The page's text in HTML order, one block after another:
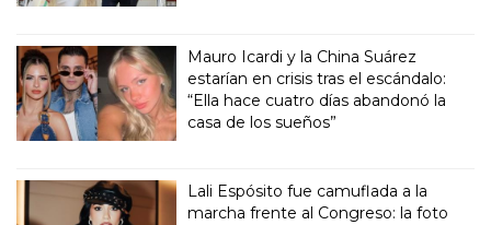
Mauro Icardi y la China Suárez
estarían en crisis tras el escándalo:
“Ella hace cuatro días abandonó la
casa de los sueños”
Lali Espósito fue camuflada a la
marcha frente al Congreso: la foto